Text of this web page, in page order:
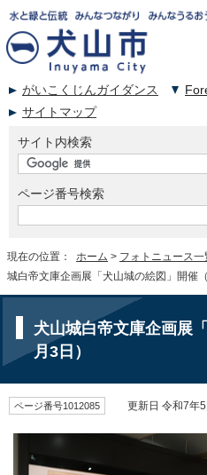
がいこくじんガイダンス
サイトマップ
サイト内検索
ページ番号検索
現在の位置： ホーム > フォトニュース一
城白帝文庫企画展「犬山城の絵図」開催（
犬山城白帝文庫企画展
月3日）
ページ番号1012085 更新日 令和7年5